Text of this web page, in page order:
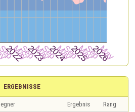
ERGEBNISSE
Ergebnis
Rang